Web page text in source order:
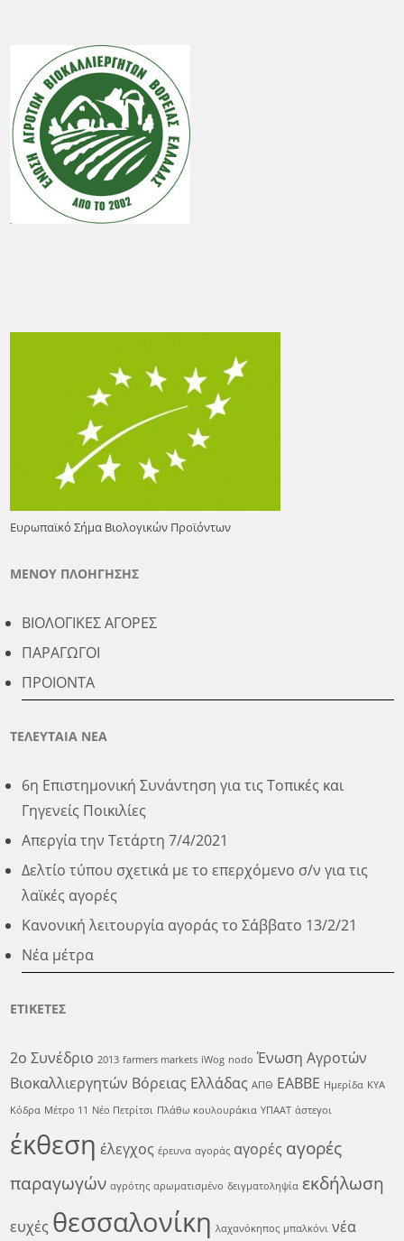
Ευρωπαϊκό Σήμα Βιολογικών Προϊόντων
ΜΕΝΟΥ ΠΛΟΗΓΗΣΗΣ
ΒΙΟΛΟΓΙΚΕΣ ΑΓΟΡΕΣ
ΠΑΡΑΓΩΓΟΙ
ΠΡΟΙΟΝΤΑ
ΤΕΛΕΥΤΑΙΑ ΝΕΑ
6η Επιστημονική Συνάντηση για τις Τοπικές και
Γηγενείς Ποικιλίες
Απεργία την Τετάρτη 7/4/2021
Δελτίο τύπου σχετικά με το επερχόμενο σ/ν για τις
λαϊκές αγορές
Κανονική λειτουργία αγοράς το Σάββατο 13/2/21
Νέα μέτρα
ΕΤΙΚΕΤΕΣ
2ο Συνέδριο 2013 farmers markets iWog nodo Ένωση Αγροτών
Βιοκαλλιεργητών Βόρειας Ελλάδας ΑΠΘ ΕΑΒΒΕ Ημερίδα ΚΥΑ
Κόδρα Μέτρο 11 Νέο Πετρίτσι Πλάθω κουλουράκια ΥΠΑΑΤ άστεγοι
έκθεση έλεγχος έρευνα αγοράς αγορές αγορές
παραγωγών αγρότης αρωματισμένο δειγματοληψία εκδήλωση
ευχές θεσσαλονίκη λαχανόκηπος μπαλκόνι νέα